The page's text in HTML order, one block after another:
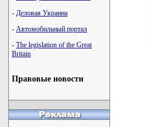
- Деловая Украина
- Автомобильный портал
- The legislation of the Great
Britain
Правовые новости